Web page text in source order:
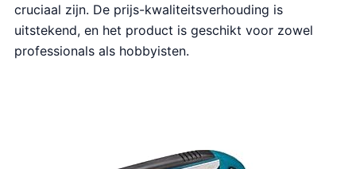
cruciaal zijn. De prijs-kwaliteitsverhouding is
uitstekend, en het product is geschikt voor zowel
professionals als hobbyisten.